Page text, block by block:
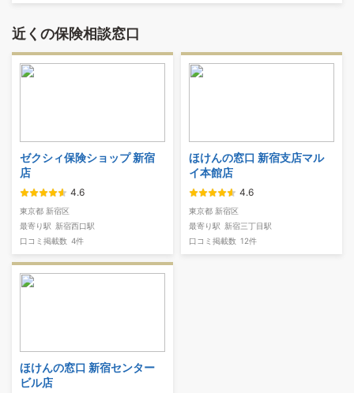
近くの保険相談窓口
ゼクシィ保険ショップ 新宿
店
4.6
東京都 新宿区
最寄り駅 新宿西口駅
口コミ掲載数 4件
ほけんの窓口 新宿支店マル
イ本館店
4.6
東京都 新宿区
最寄り駅 新宿三丁目駅
口コミ掲載数 12件
ほけんの窓口 新宿センター
ビル店